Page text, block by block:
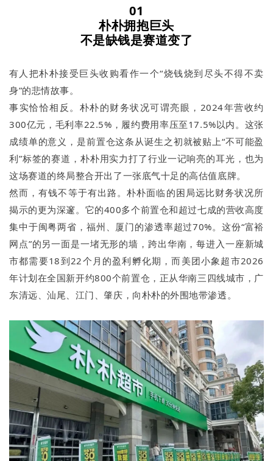
01
朴朴拥抱巨头
不是缺钱是赛道变了
有人把朴朴接受巨头收购看作一个“烧钱烧到尽头不得不卖
身”的悲情故事。
事实恰恰相反。朴朴的财务状况可谓亮眼，2024年营收约
300亿元，毛利率22.5%，履约费用率压至17.5%以内。这张
成绩单的意义，是前置仓这条从诞生之初就被贴上“不可能盈
利”标签的赛道，朴朴用实力打了行业一记响亮的耳光，也为
这场赛道的终局整合开出了一张底气十足的高估值底牌。
然而，有钱不等于有出路。朴朴面临的困局远比财务状况所
揭示的更为深邃。它的400多个前置仓和超过七成的营收高度
集中于闽粤两省，福州、厦门的渗透率超过70%。这份“富裕
网点”的另一面是一堵无形的墙，跨出华南，每进入一座新城
市都需要18到22个月的盈利孵化期，而美团小象超市2026
年计划在全国新开约800个前置仓，正从华南三四线城市，广
东清远、汕尾、江门、肇庆，向朴朴的外围地带渗透。